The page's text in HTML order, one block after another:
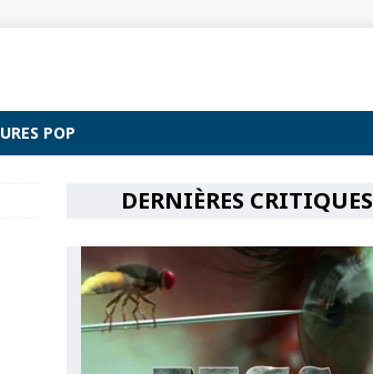
POP
DERNIÈRES CRITIQUES